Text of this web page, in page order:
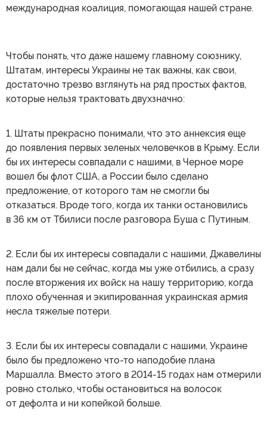
международная коалиция, помогающая нашей стране.
Чтобы понять, что даже нашему главному союзнику,
Штатам, интересы Украины не так важны, как свои,
достаточно трезво взглянуть на ряд простых фактов,
которые нельзя трактовать двухзначно:
1. Штаты прекрасно понимали, что это аннексия еще
до появления первых зеленых человечков в Крыму. Если
бы их интересы совпадали с нашими, в Черное море
вошел бы флот США, а России было сделано
предложение, от которого там не смогли бы
отказаться. Вроде того, когда их танки остановились
в 36 км от Тбилиси после разговора Буша с Путиным.
2. Если бы их интересы совпадали с нашими, Джавелины
нам дали бы не сейчас, когда мы уже отбились, а сразу
после вторжения их войск на нашу территорию, когда
плохо обученная и экипированная украинская армия
несла тяжелые потери.
3. Если бы их интересы совпадали с нашими, Украине
было бы предложено что-то наподобие плана
Маршалла. Вместо этого в 2014-15 годах нам отмерили
ровно столько, чтобы остановиться на волосок
от дефолта и ни копейкой больше.